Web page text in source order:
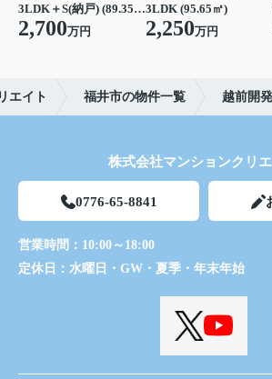
3LDK＋S(納戸) (89.35㎡)
2,700万円
3LDK (95.65㎡)
2,250万円
エイト 福井市の物件一覧 越前開
株式会社マンションクリ
0776-65-8841
営業時間： 10:00～18:00
定休日： 水曜日・GW・夏季・年末年始